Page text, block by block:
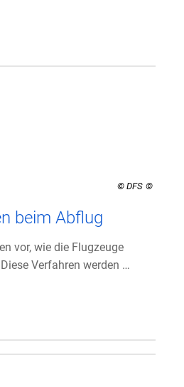
© DFS
beim Abflug
vor, wie die Flugzeuge
Verfahren werden …